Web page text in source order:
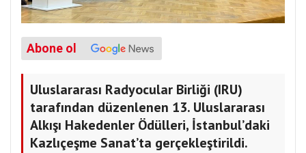
Abone ol
Uluslararası Radyocular Birliği (IRU)
tarafından düzenlenen 13. Uluslararası
Alkışı Hakedenler Ödülleri, İstanbul’daki
Kazlıçeşme Sanat’ta gerçekleştirildi.